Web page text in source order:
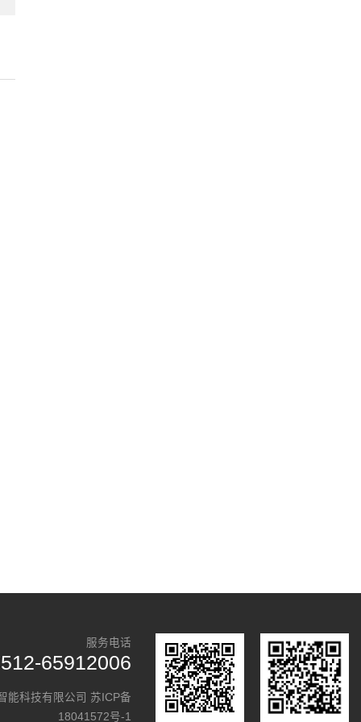
服务电话
65912006
能科技有限公司 苏ICP备
18041572号-1